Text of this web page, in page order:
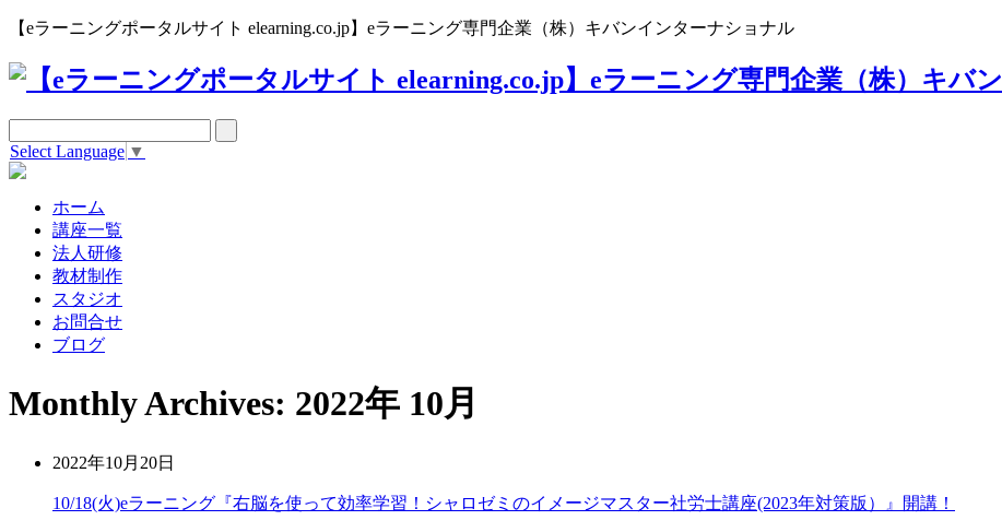
【eラーニングポータルサイト elearning.co.jp】eラーニング専門企業（株）キバンインターナショナル
Select Language ▼
ホーム
講座一覧
法人研修
教材制作
スタジオ
お問合せ
ブログ
Monthly Archives: 2022年 10月
2022年10月20日
10/18(火)eラーニング『右脳を使って効率学習！シャロゼミのイメージマスター社労士講座(2023年対策版）』開講！